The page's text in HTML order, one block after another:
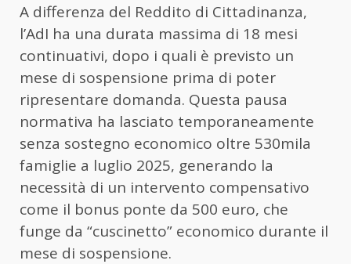
A differenza del Reddito di Cittadinanza,
l’AdI ha una durata massima di 18 mesi
continuativi, dopo i quali è previsto un
mese di sospensione prima di poter
ripresentare domanda. Questa pausa
normativa ha lasciato temporaneamente
senza sostegno economico oltre 530mila
famiglie a luglio 2025, generando la
necessità di un intervento compensativo
come il bonus ponte da 500 euro, che
funge da “cuscinetto” economico durante il
mese di sospensione.